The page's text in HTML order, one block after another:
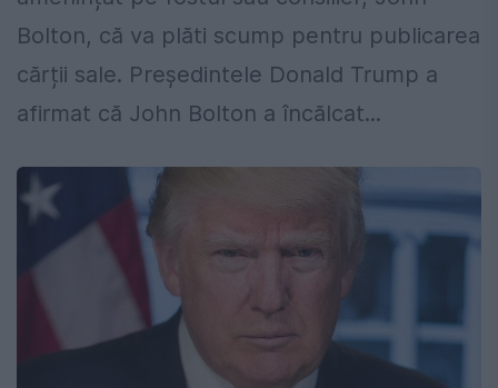
Bolton, că va plăti scump pentru publicarea
cărții sale. Președintele Donald Trump a
afirmat că John Bolton a încălcat...